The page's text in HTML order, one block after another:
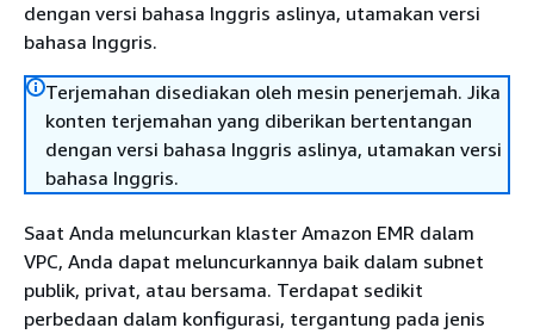
dengan versi bahasa Inggris aslinya, utamakan versi
bahasa Inggris.
Terjemahan disediakan oleh mesin penerjemah. Jika
konten terjemahan yang diberikan bertentangan
dengan versi bahasa Inggris aslinya, utamakan versi
bahasa Inggris.
Saat Anda meluncurkan klaster Amazon EMR dalam
VPC, Anda dapat meluncurkannya baik dalam subnet
publik, privat, atau bersama. Terdapat sedikit
perbedaan dalam konfigurasi, tergantung pada jenis